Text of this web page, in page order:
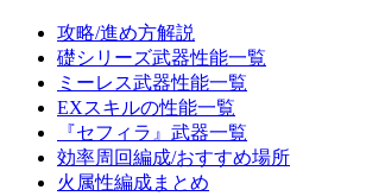
攻略/進め方解説
礎シリーズ武器性能一覧
ミーレス武器性能一覧
EXスキルの性能一覧
『セフィラ』武器一覧
効率周回編成/おすすめ場所
火属性編成まとめ